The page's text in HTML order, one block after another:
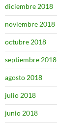
diciembre 2018
noviembre 2018
octubre 2018
septiembre 2018
agosto 2018
julio 2018
junio 2018